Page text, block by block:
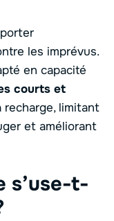
les imprévus.
en capacité
courts et
recharge, limitant
et améliorant
s’use-t-